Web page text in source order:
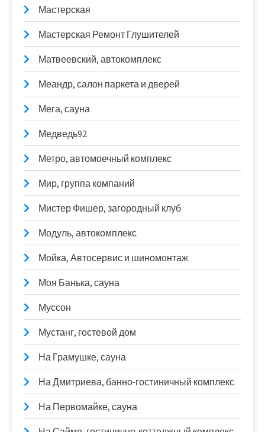
Мастерская
Мастерская Ремонт Глушителей
Матвеевский, автокомплекс
Меандр, салон паркета и дверей
Мега, сауна
Медведь92
Метро, автомоечный комплекс
Мир, группа компаний
Мистер Фишер, загородный клуб
Модуль, автокомплекс
Мойка, Автосервис и шиномонтаж
Моя Банька, сауна
Муссон
Мустанг, гостевой дом
На Грамушке, сауна
На Дмитриева, банно-гостиничный комплекс
На Первомайке, сауна